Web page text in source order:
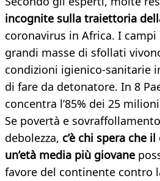
incognite sulla traiettoria
coronavirus in Africa. I
grandi masse di sfollati
condizioni igienico-sanitarie
di fare da detonatore. In 8
concentra l’85% dei 25
Se povertà e
debolezza, c’è chi spera che
un’età media più giovane
favore del continente contro